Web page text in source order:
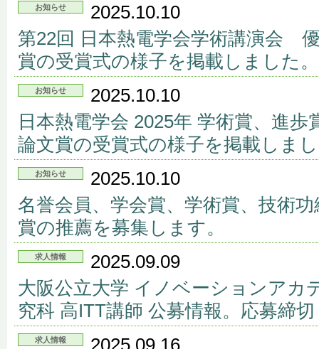
お知らせ
2025.10.10
第22回 日本熱電学会学術講演会
賞の受賞式の様子を掲載しました。
お知らせ
2025.10.10
日本熱電学会 2025年 学術賞、進
論文賞の受賞式の様子を掲載しま
お知らせ
2025.10.10
名誉会員、学会賞、学術賞、技術
賞の推薦を募集します。
求人情報
2025.09.09
大阪公立大学 イノベーションアカ
究科 高ITT講師 公募情報。応募締
求人情報 2025.09.16